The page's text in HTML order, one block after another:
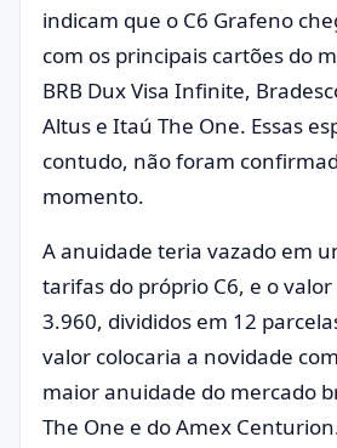
indicam que o C6 Grafeno
com os principais cartões do
BRB Dux Visa Infinite,
Altus e Itaú The One. Essas
contudo, não foram
momento.
A anuidade teria vazado em
tarifas do próprio C6, e o valor
3.960, divididos em 12
valor colocaria a novidade
maior anuidade do mercado
The One e do Amex